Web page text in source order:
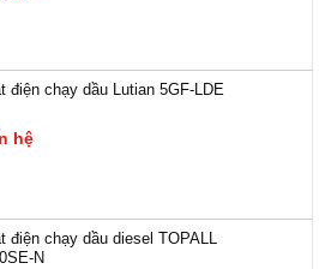
điện chạy dầu Lutian 5GF-LDE
hệ
điện chạy dầu diesel TOPALL
N